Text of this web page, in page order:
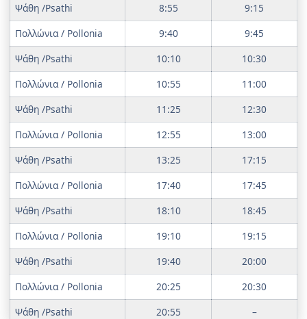
Ψάθη /Psathi
8:55
9:15
Πολλώνια / Pollonia
9:40
9:45
Ψάθη /Psathi
10:10
10:30
Πολλώνια / Pollonia
10:55
11:00
Ψάθη /Psathi
11:25
12:30
Πολλώνια / Pollonia
12:55
13:00
Ψάθη /Psathi
13:25
17:15
Πολλώνια / Pollonia
17:40
17:45
Ψάθη /Psathi
18:10
18:45
Πολλώνια / Pollonia
19:10
19:15
Ψάθη /Psathi
19:40
20:00
Πολλώνια / Pollonia
20:25
20:30
Ψάθη /Psathi
20:55 –